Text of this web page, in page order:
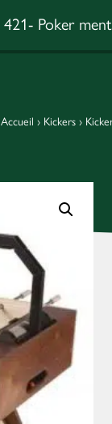
421- Poker
Accueil › Kickers ›